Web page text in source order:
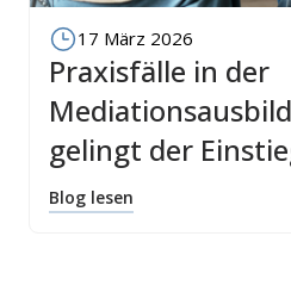
17 März 2026
Praxisfälle in der
gelingt der
Blog lesen